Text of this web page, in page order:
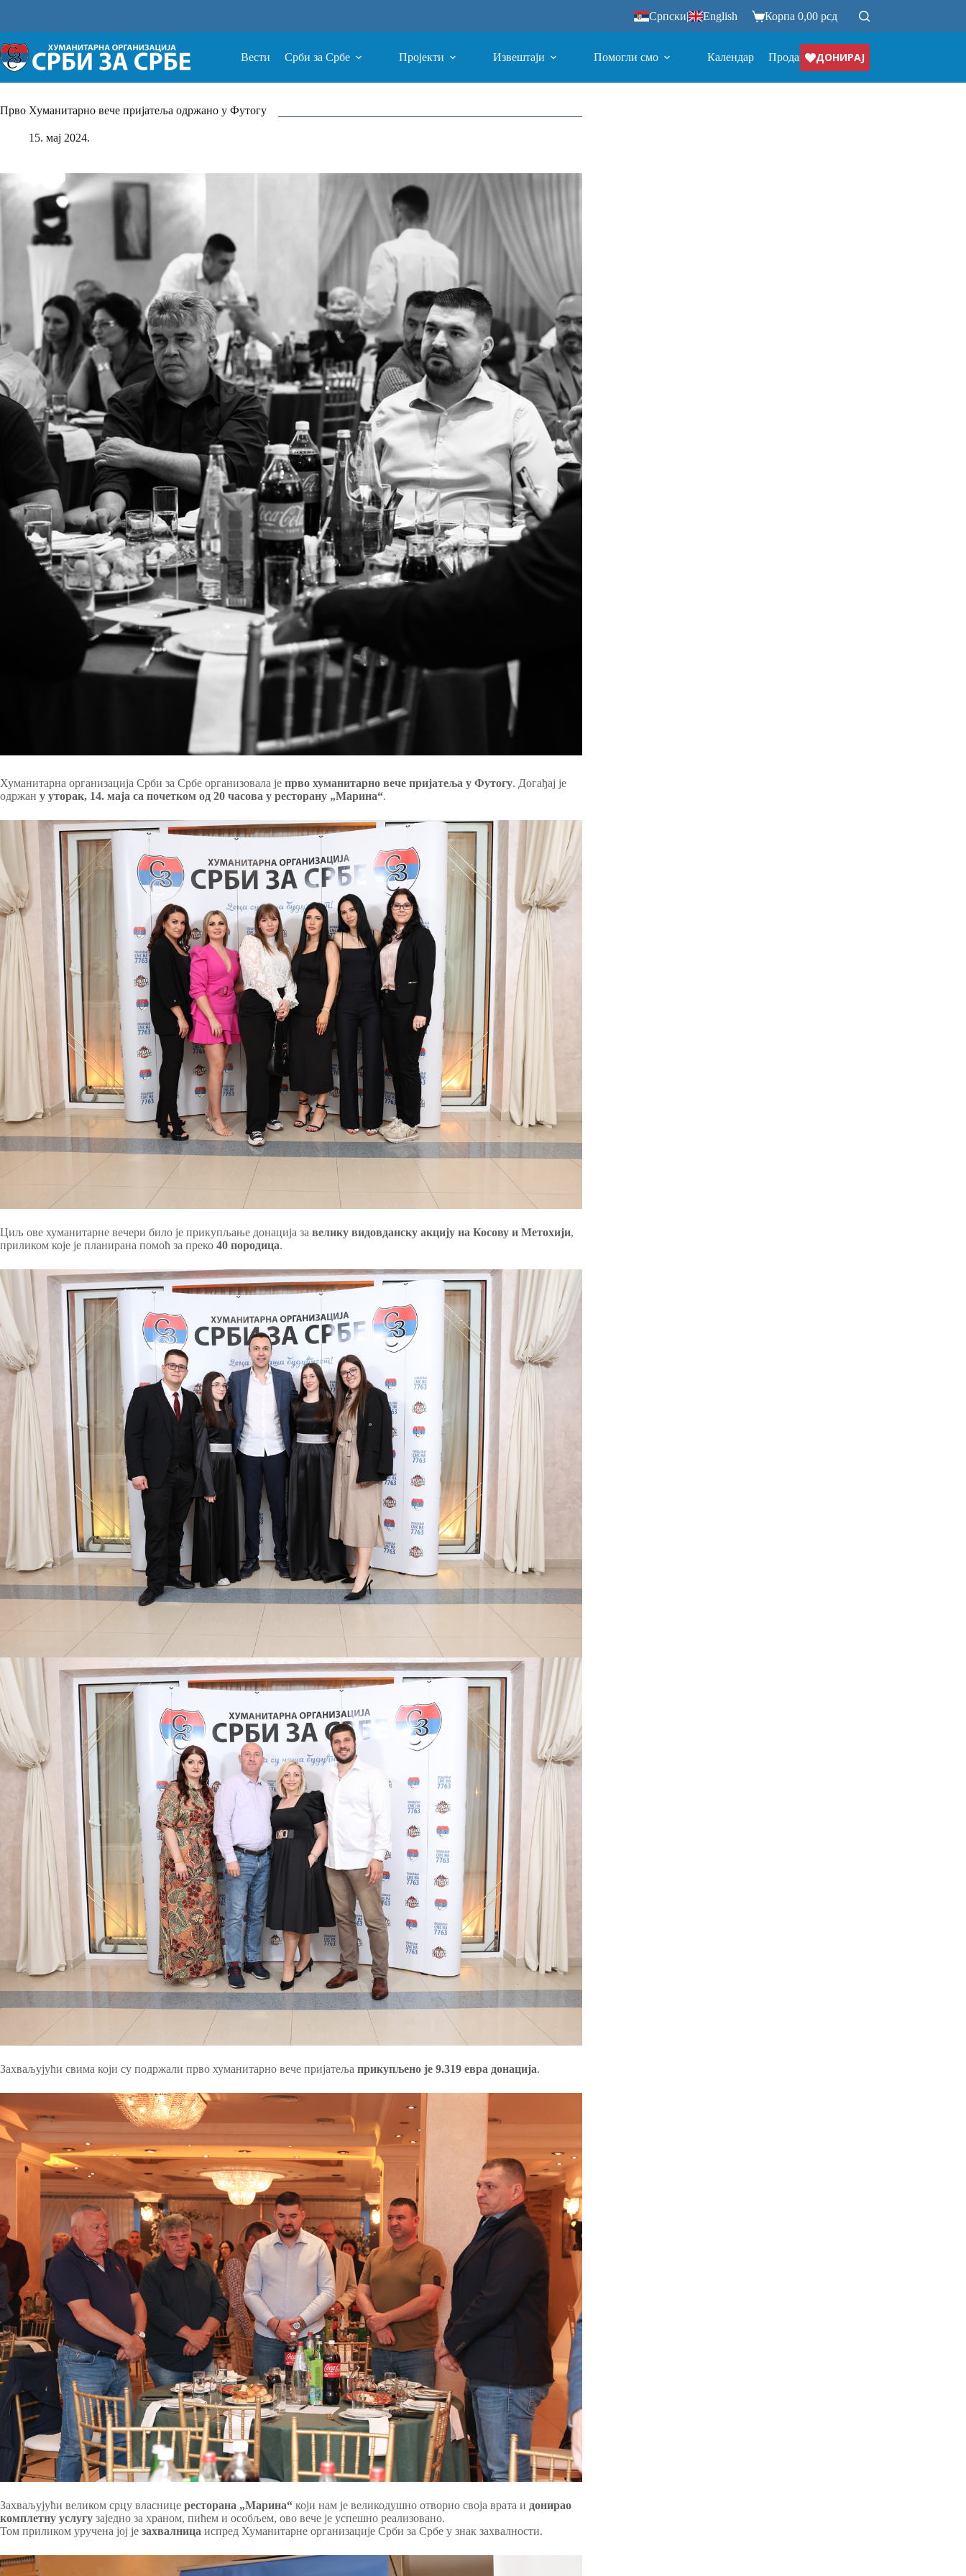
Српски| English Корпа 0,00 рсд
Вести Срби за Србе Пројекти Извештаји Помогли смо Календар ПродавницаДОНИРАЈ
Прво Хуманитарно вече пријатеља одржано у Футогу
15. мај 2024.
Хуманитарна организација Срби за Србе организовала је прво хуманитарно вече пријатеља у Футогу. Догађај је
одржан у уторак, 14. маја са почетком од 20 часова у ресторану „Марина“.
Циљ ове хуманитарне вечери било је прикупљање донација за велику видовданску акцију на Косову и Метохији,
приликом које је планирана помоћ за преко 40 породица.
Захваљујући свима који су подржали прво хуманитарно вече пријатеља прикупљено је 9.319 евра донација.
Захваљујући великом срцу власнице ресторана „Марина“ који нам је великодушно отворио своја врата и донирао
комплетну услугу заједно за храном, пићем и особљем, ово вече је успешно реализовано.
Том приликом уручена јој је захвалница испред Хуманитарне организације Срби за Србе у знак захвалности.